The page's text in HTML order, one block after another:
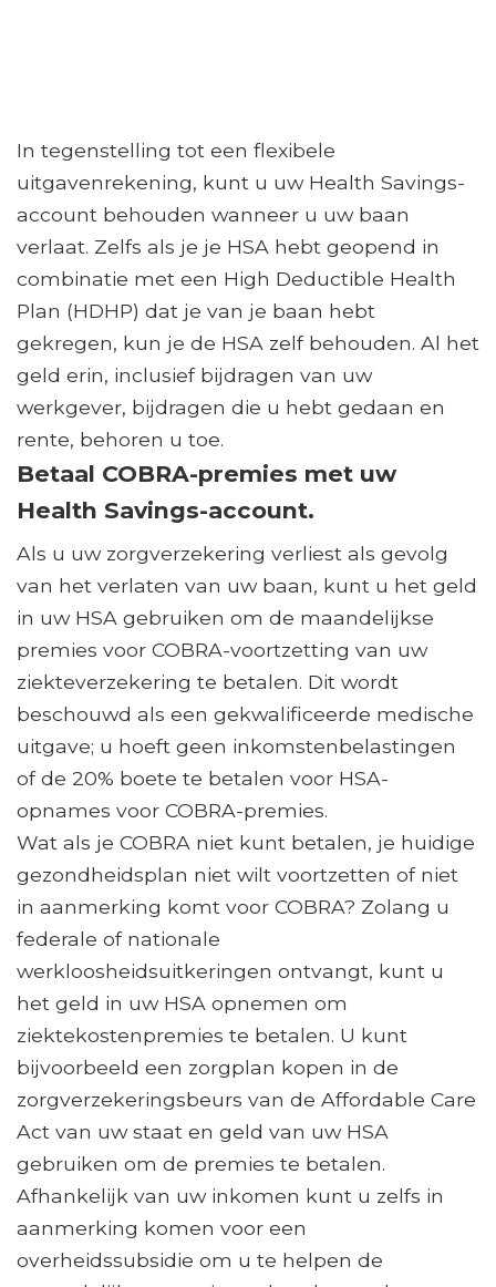
In tegenstelling tot een flexibele
uitgavenrekening, kunt u uw Health Savings-
account behouden wanneer u uw baan
verlaat. Zelfs als je je HSA hebt geopend in
combinatie met een High Deductible Health
Plan (HDHP) dat je van je baan hebt
gekregen, kun je de HSA zelf behouden. Al het
geld erin, inclusief bijdragen van uw
werkgever, bijdragen die u hebt gedaan en
rente, behoren u toe.
Betaal COBRA-premies met uw
Health Savings-account.
Als u uw zorgverzekering verliest als gevolg
van het verlaten van uw baan, kunt u het geld
in uw HSA gebruiken om de maandelijkse
premies voor COBRA-voortzetting van uw
ziekteverzekering te betalen. Dit wordt
beschouwd als een gekwalificeerde medische
uitgave; u hoeft geen inkomstenbelastingen
of de 20% boete te betalen voor HSA-
opnames voor COBRA-premies.
Wat als je COBRA niet kunt betalen, je huidige
gezondheidsplan niet wilt voortzetten of niet
in aanmerking komt voor COBRA? Zolang u
federale of nationale
werkloosheidsuitkeringen ontvangt, kunt u
het geld in uw HSA opnemen om
ziektekostenpremies te betalen. U kunt
bijvoorbeeld een zorgplan kopen in de
zorgverzekeringsbeurs van de Affordable Care
Act van uw staat en geld van uw HSA
gebruiken om de premies te betalen.
Afhankelijk van uw inkomen kunt u zelfs in
aanmerking komen voor een
overheidssubsidie ​​om u te helpen de